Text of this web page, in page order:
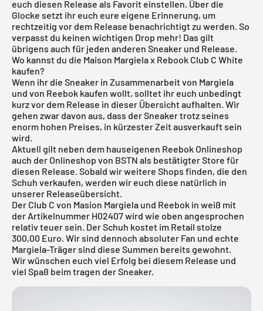
euch diesen Release als Favorit einstellen. Über die
Glocke setzt ihr euch eure eigene Erinnerung, um
rechtzeitig vor dem Release benachrichtigt zu werden. So
verpasst du keinen wichtigen Drop mehr! Das gilt
übrigens auch für jeden anderen Sneaker und Release.
Wo kannst du die Maison Margiela x Rebook Club C White
kaufen?
Wenn ihr die Sneaker in Zusammenarbeit von Margiela
und von Reebok kaufen wollt, solltet ihr euch unbedingt
kurz vor dem Release in dieser Übersicht aufhalten. Wir
gehen zwar davon aus, dass der Sneaker trotz seines
enorm hohen Preises, in kürzester Zeit ausverkauft sein
wird.
Aktuell gilt neben dem hauseigenen Reebok Onlineshop
auch der Onlineshop von BSTN als bestätigter Store für
diesen Release. Sobald wir weitere Shops finden, die den
Schuh verkaufen, werden wir euch diese natürlich in
unserer Releaseübersicht.
Der Club C von Masion Margiela und Reebok in weiß mit
der Artikelnummer H02407 wird wie oben angesprochen
relativ teuer sein. Der Schuh kostet im Retail stolze
300,00 Euro. Wir sind dennoch absoluter Fan und echte
Margiela-Träger sind diese Summen bereits gewohnt.
Wir wünschen euch viel Erfolg bei diesem Release und
viel Spaß beim tragen der Sneaker.